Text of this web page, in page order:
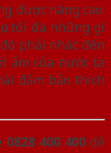
được nâng cao.
tối đa những gì
phải nhắc đến
ẩm của nước ta
đảm bảo thích
400 400để